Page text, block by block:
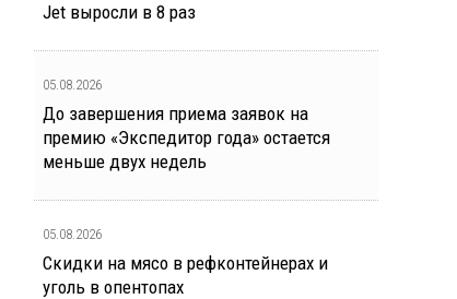
Jet выросли в 8 раз
05.08.2026
До завершения приема заявок на
премию «Экспедитор года» остается
меньше двух недель
05.08.2026
Скидки на мясо в рефконтейнерах и
уголь в опентопах